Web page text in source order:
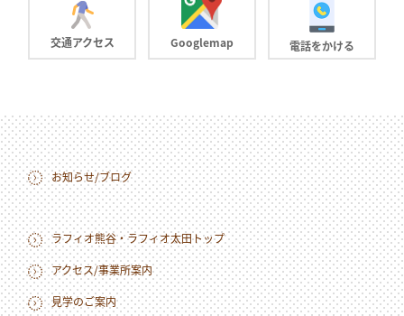
交通アクセス Googlemap 電話をかける
ラフィオ熊谷・ラフィオ太田トップ
アクセス/事業所案内
見学のご案内
お知らせ/ブログ